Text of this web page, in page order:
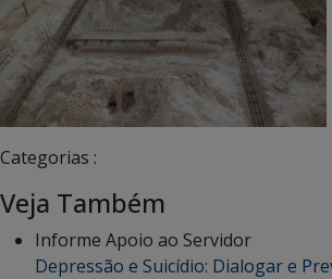
Categorias :
Veja Também
Informe Apoio ao Servidor
Depressão e Suicídio: Dialogar e